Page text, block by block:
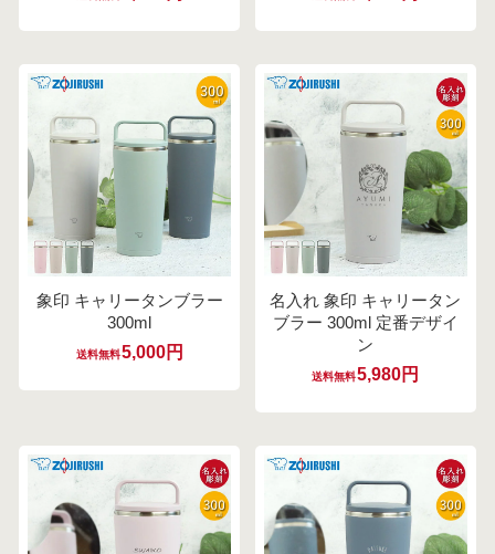
象印 キャリータンブラー
300ml
送料無料5,000円
名入れ 象印 キャリータン
ブラー 300ml 定番デザイ
ン
送料無料5,980円